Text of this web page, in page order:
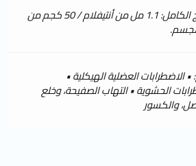
للمنتج الكامل: 1.1 مل من أنتيفلام / 50 كجم من
• الاضطرابات العضلية الهيكلية •
الحشوية • التهاب الصفيحة، وخلع
والكسور